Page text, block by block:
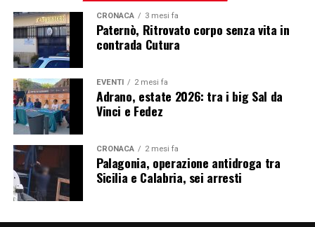
CRONACA 3 mesi fa
Paternò, Ritrovato corpo senza vita in
contrada Cutura
EVENTI 2 mesi fa
Adrano, estate 2026: tra i big Sal da
Vinci e Fedez
CRONACA 2 mesi fa
Palagonia, operazione antidroga tra
Sicilia e Calabria, sei arresti